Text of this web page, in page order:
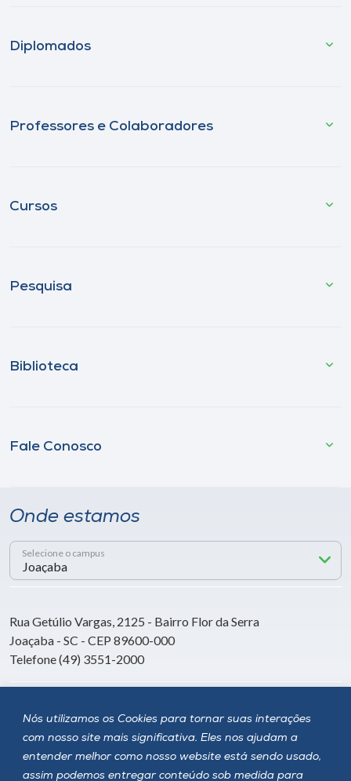
Nós utilizamos os Cookies para tornar suas interações
com nosso site mais significativa. Eles nos ajudam a
entender melhor como nosso website está sendo usado,
assim podemos entregar conteúdo sob medida para
Diplomados
Professores e Colaboradores
Cursos
Pesquisa
Biblioteca
Fale Conosco
Onde estamos
Selecione o campus
Rua Getúlio Vargas, 2125 - Bairro Flor da Serra
Joaçaba - SC - CEP 89600-000
Telefone (49) 3551-2000
Siga a Unoesc